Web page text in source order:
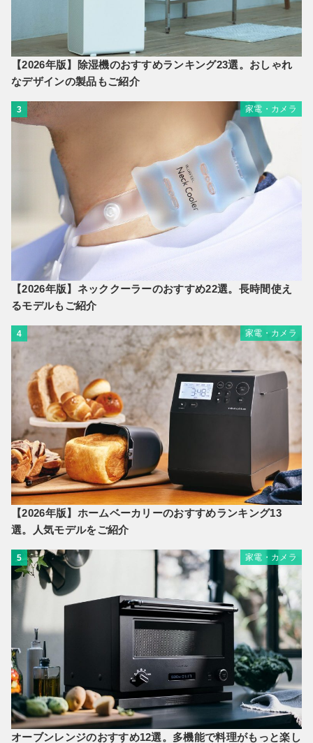
【2026年版】除湿機のおすすめランキング23選。おしゃれ
なデザインの製品もご紹介
3 家電・カメラ
【2026年版】ネッククーラーのおすすめ22選。長時間使え
るモデルもご紹介
4 家電・カメラ
【2026年版】ホームベーカリーのおすすめランキング13
選。人気モデルをご紹介
5 家電・カメラ
オーブンレンジのおすすめ12選。多機能で料理がもっと楽し